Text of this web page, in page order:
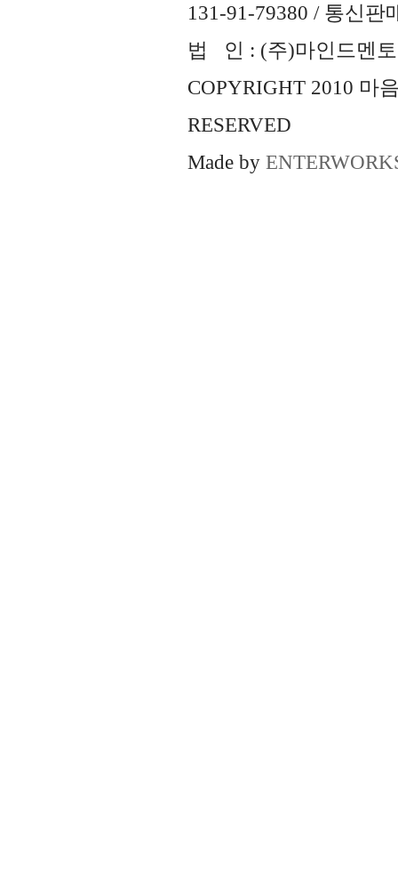
131-91-79380 / 통신판
법 인 : (주)마인드멘토
COPYRIGHT 2010 마
RESERVED
Made by